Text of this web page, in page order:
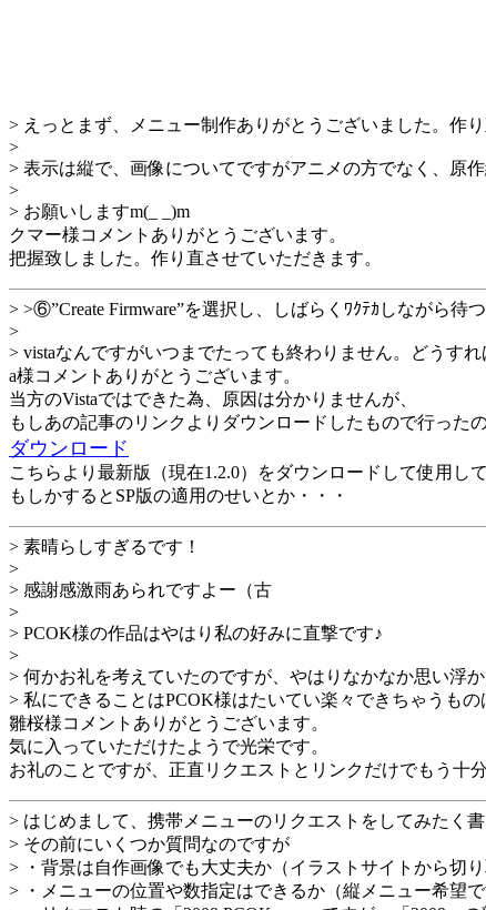
> えっとまず、メニュー制作ありがとうございました。作
>
> 表示は縦で、画像についてですがアニメの方でなく、原
>
> お願いしますm(_ _)m
クマー様コメントありがとうございます。
把握致しました。作り直させていただきます。
> >⑥”Create Firmware”を選択し、しばらくﾜｸﾃｶしながら待つ
>
> vistaなんですがいつまでたっても終わりません。どうすれ
a様コメントありがとうございます。
当方のVistaではできた為、原因は分かりませんが、
もしあの記事のリンクよりダウンロードしたもので行ったの
ダウンロード
こちらより最新版（現在1.2.0）をダウンロードして使用し
もしかするとSP版の適用のせいとか・・・
> 素晴らしすぎるです！
>
> 感謝感激雨あられですよー（古
>
> PCOK様の作品はやはり私の好みに直撃です♪
>
> 何かお礼を考えていたのですが、やはりなかなか思い浮か
> 私にできることはPCOK様はたいてい楽々できちゃうもの
雛桜様コメントありがとうございます。
気に入っていただけたようで光栄です。
お礼のことですが、正直リクエストとリンクだけでもう十
> はじめまして、携帯メニューのリクエストをしてみたく書
> その前にいくつか質問なのですが
> ・背景は自作画像でも大丈夫か（イラストサイトから切
> ・メニューの位置や数指定はできるか（縦メニュー希望で